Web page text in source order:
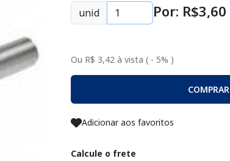
unid Por: R$3,60
Ou R$ 3,42 à vista ( - 5% )
COMPRAR
Adicionar aos favoritos
Calcule o frete